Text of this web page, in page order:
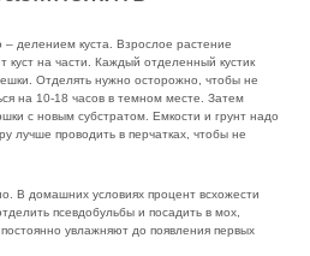
делением куста. Взрослое растение
на части. Каждый отделенный кустик
Отделять нужно осторожно, чтобы не
на 10-18 часов в темном месте. Затем
с новым субстратом. Емкости и грунт надо
лучше проводить в перчатках, чтобы не
В домашних условиях процент всхожести
псевдобульбы и посадить в мох,
увлажняют до появления первых